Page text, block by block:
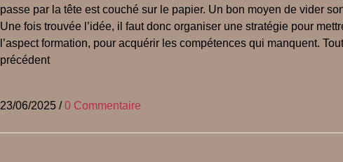
passe par la tête est couché sur le papier. Un bon moyen de vider
Une fois trouvée l’idée, il faut donc organiser une stratégie pour
l’aspect formation, pour acquérir les compétences qui manquent.
précédent
23/06/2025 / 0 Commentaire